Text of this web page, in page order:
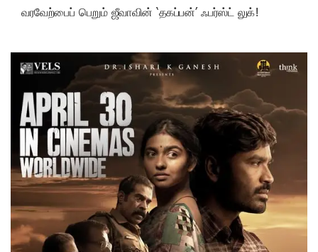
வரவேற்பைப் பெறும் ஜீவாவின் ‘தகப்பன்’ ஃபர்ஸ்ட் லுக்!